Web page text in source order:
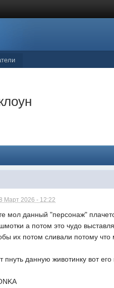
Март 2026 - 12:22
мол данный "персонаж"
а потом это чудо
их потом сливали потому что
пнуть данную животинку вот его